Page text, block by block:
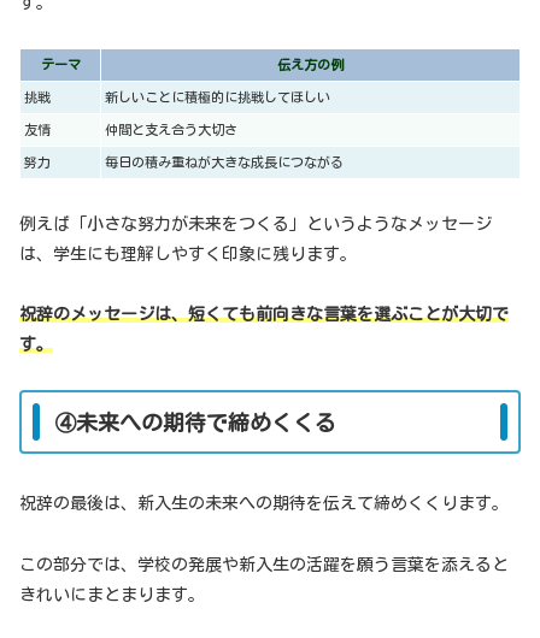
テーマ 伝え方の例
挑戦 新しいことに積極的に挑戦してほしい
友情 仲間と支え合う大切さ
努力 毎日の積み重ねが大きな成長につながる
例えば「小さな努力が未来をつくる」というようなメッセージ
は、学生にも理解しやすく印象に残ります。
祝辞のメッセージは、短くても前向きな言葉を選ぶことが大切で
す。
④未来への期待で締めくくる
祝辞の最後は、新入生の未来への期待を伝えて締めくくります。
この部分では、学校の発展や新入生の活躍を願う言葉を添えると
きれいにまとまります。